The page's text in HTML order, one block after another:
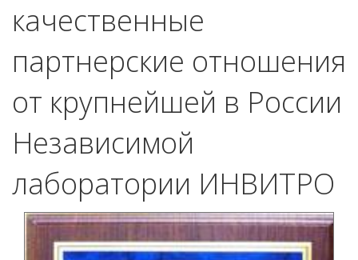
качественные
партнерские отношения
от крупнейшей в России
Независимой
лаборатории ИНВИТРО